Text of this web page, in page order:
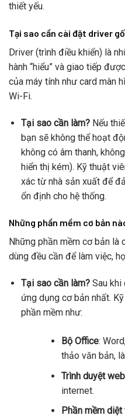
thiết yếu.
Tại sao cần cài đặt driver
Driver (trình điều khiển) là
hành “hiểu” và giao tiếp
của máy tính như card màn
Wi-Fi.
Tại sao cần làm?Nếu
bạn sẽ không thể hoạt
không có âm thanh,
hiển thị kém). Kỹ thuật
xác từ nhà sản xuất để
ổn định cho hệ thống.
Những phần mềm cơ bản
Những phần mềm cơ bản là
dùng đều cần để làm việc,
Tại sao cần làm?Sau khi
ứng dụng cơ bản nhất.
phần mềm như:
Bộ Office:
thảo văn bản,
Trình duyệt web
internet.
Phần mềm diệt